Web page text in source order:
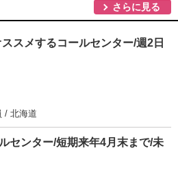
さらに見る
スメするコールセンター/週2日
/ 北海道
センター/短期来年4月末まで/未